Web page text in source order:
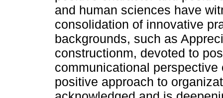
and human sciences have
consolidation of innovative
backgrounds, such as
constructionm, devoted to
communicational
positive approach to